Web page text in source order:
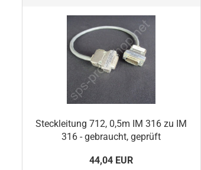
Steckleitung 712, 0,5m IM 316 zu IM
316 - gebraucht, geprüft
44,04 EUR